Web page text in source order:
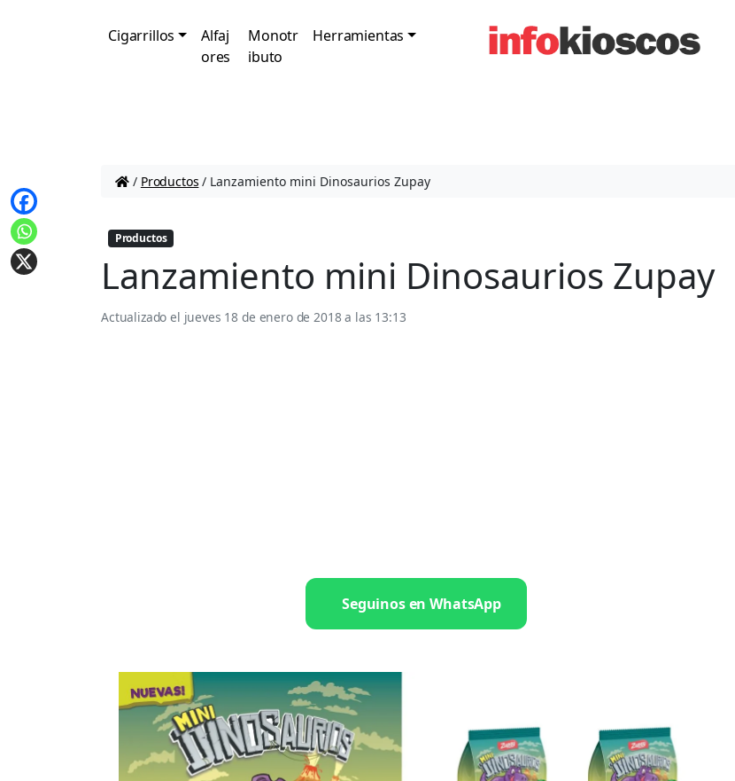
Cigarrillos
Alfaj
ores
Monotr
ibuto
Herramientas
/ Productos / Lanzamiento mini Dinosaurios Zupay
Productos
Lanzamiento mini Dinosaurios Zupay
Actualizado el jueves 18 de enero de 2018 a las 13:13
Seguinos en WhatsApp